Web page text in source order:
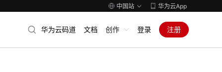
中国站 华为云App
华为云码道 文档 创作 登录 注册